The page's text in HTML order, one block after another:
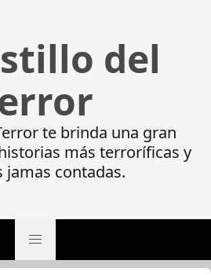
del
te brinda una gran
más terroríficas y
jamas contadas.